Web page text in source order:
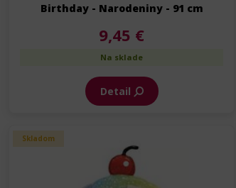
Birthday - Narodeniny - 91 cm
9,45 €
Na sklade
Detail
Skladom